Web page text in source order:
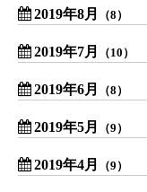
2019年8月 （8）
2019年7月 （10）
2019年6月 （8）
2019年5月 （9）
2019年4月 （9）